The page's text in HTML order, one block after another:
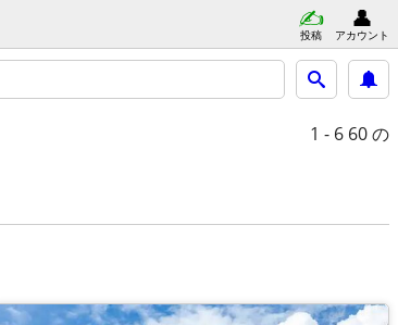
投稿 アカウント
1 - 6 60 の